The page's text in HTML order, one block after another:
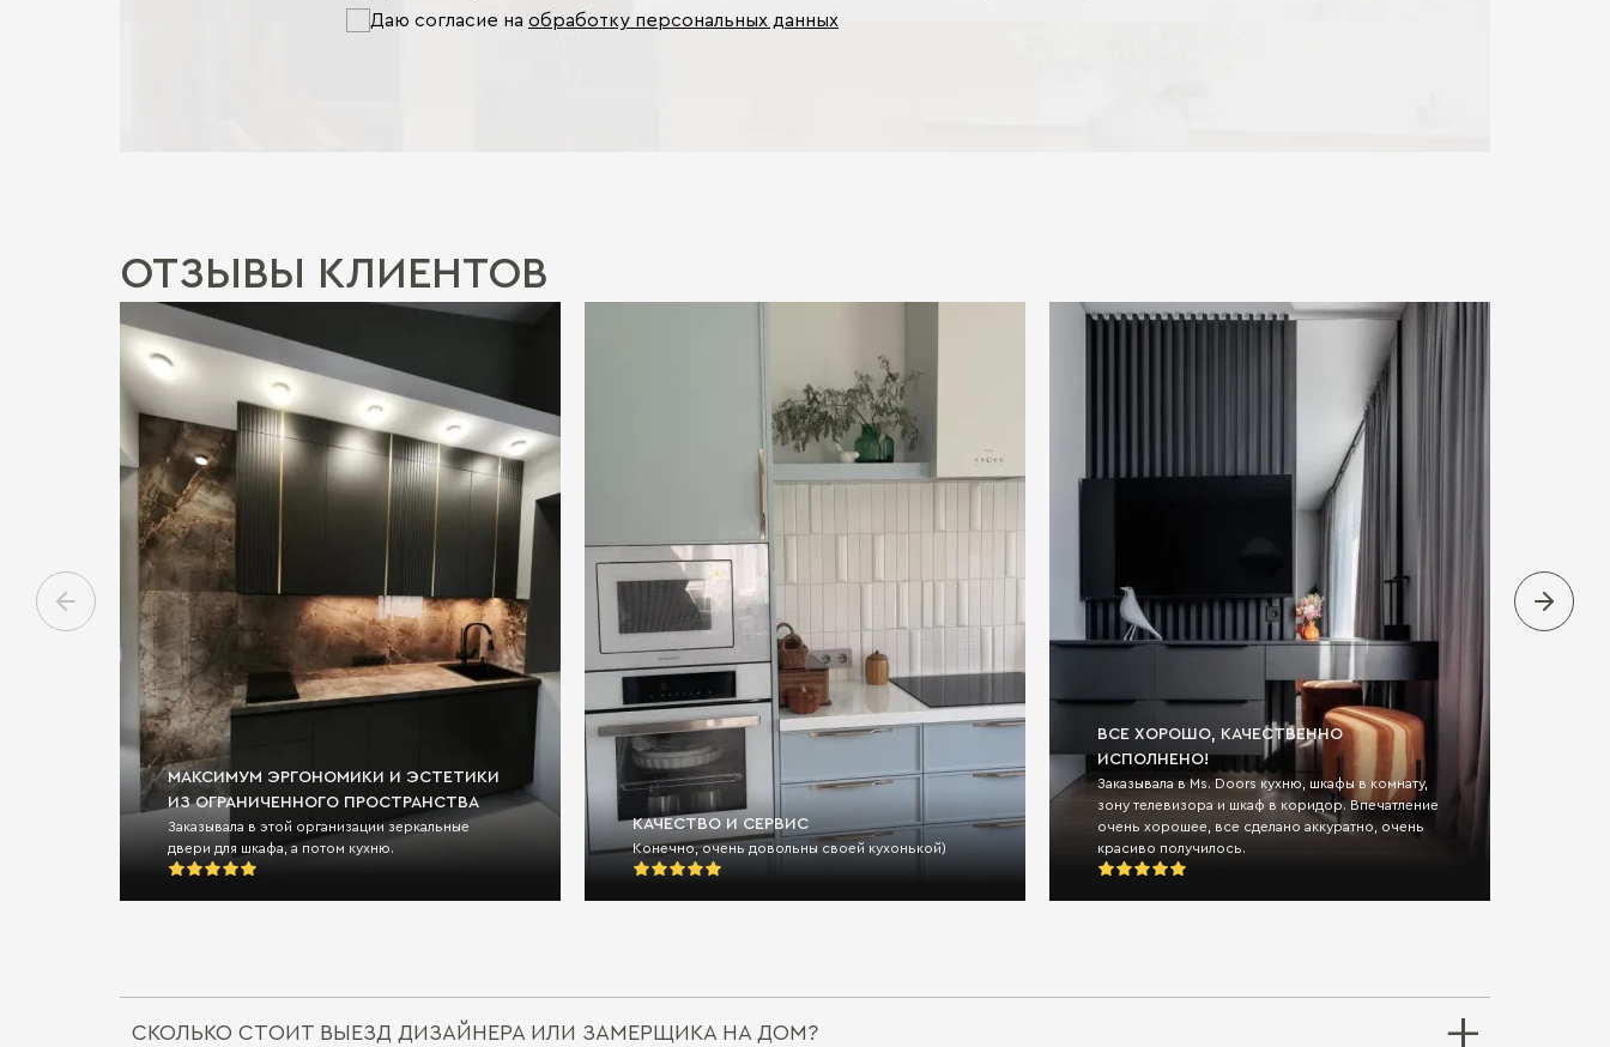
Даю согласие на обработку персональных данных
ОТЗЫВЫ КЛИЕНТОВ
МАКСИМУМ ЭРГОНОМИКИ И ЭСТЕТИКИ
ИЗ ОГРАНИЧЕННОГО ПРОСТРАНСТВА
Заказывала в этой организации зеркальные
двери для шкафа, а потом кухню.
КАЧЕСТВО И СЕРВИС
Конечно, очень довольны своей кухонькой)
ВСЕ ХОРОШО, КАЧЕСТВЕННО
ИСПОЛНЕНО!
Заказывала в Ms. Doors кухню, шкафы в комнату,
зону телевизора и шкаф в коридор. Впечатление
очень хорошее, все сделано аккуратно, очень
красиво получилось.
СКОЛЬКО СТОИТ ВЫЕЗД ДИЗАЙНЕРА ИЛИ ЗАМЕРЩИКА НА ДОМ?